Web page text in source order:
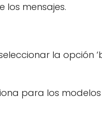
los mensajes.
la opción
para los